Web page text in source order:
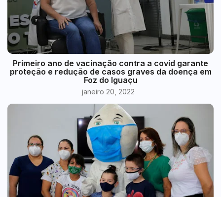
Primeiro ano de vacinação contra a covid garante
proteção e redução de casos graves da doença em
Foz do Iguaçu
janeiro 20, 2022